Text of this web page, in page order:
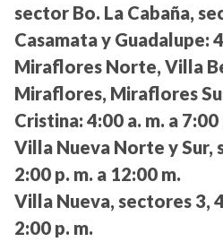
sector Bo. La Cabaña,
Casamata y Guadalupe:
Miraflores Norte, Villa
Miraflores, Miraflores
Cristina: 4:00 a. m. a 7:00
Villa Nueva Norte y Sur,
2:00 p. m. a 12:00 m.
Villa Nueva, sectores 3,
2:00 p. m.